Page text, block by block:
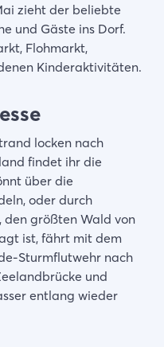
zieht der beliebte
und Gäste ins Dorf.
Flohmarkt,
Kinderaktivitäten.
locken nach
findet ihr die
über die
oder durch
, den größten Wald von
ist, fährt mit dem
Sturmflutwehr nach
und
entlang wieder